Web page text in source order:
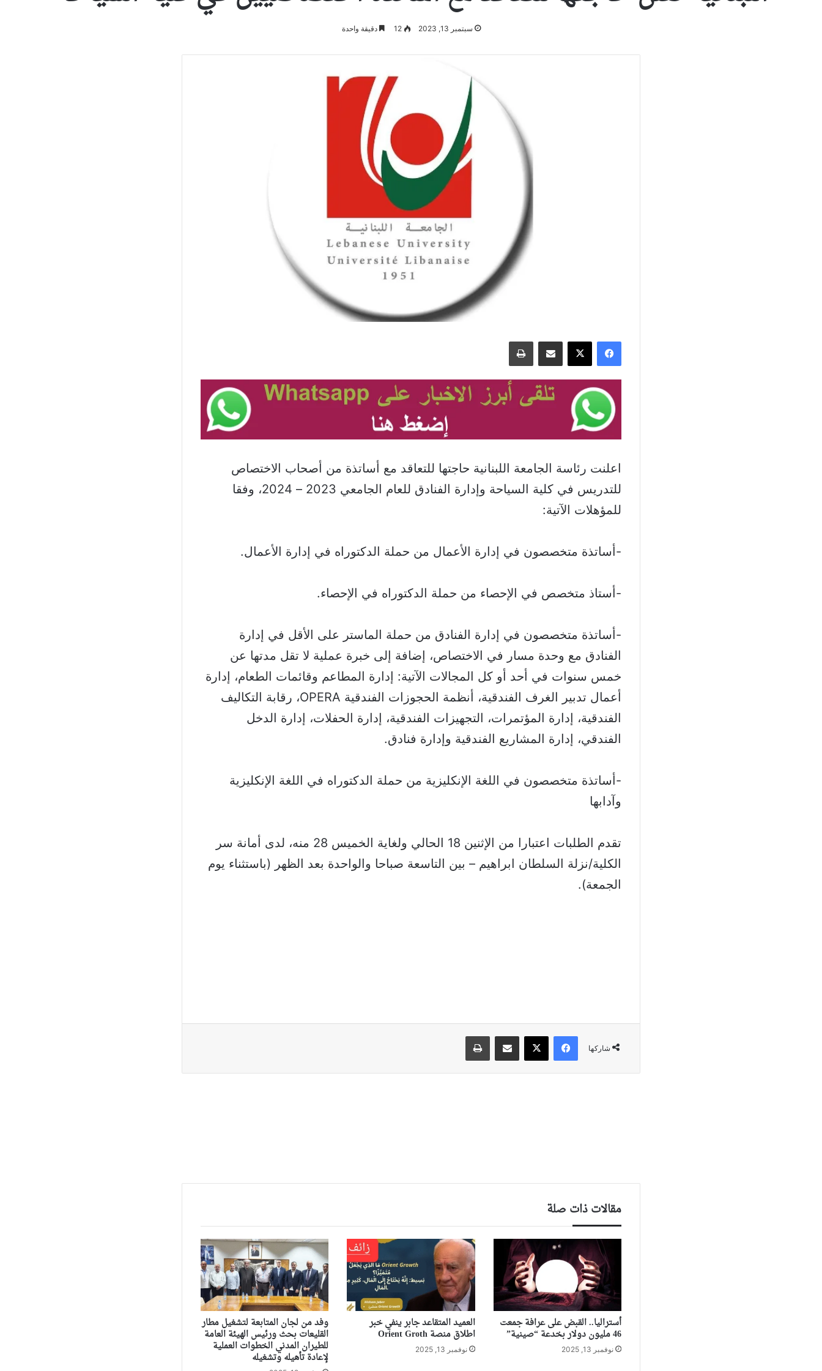
سبتمبر 13, 2023 12 دقيقة واحدة
فيسبوك ‫X مشاركة عبر البريد طباعة
اعلنت رئاسة الجامعة اللبنانية حاجتها للتعاقد مع أساتذة من أصحاب الاختصاص
للتدريس في كلية السياحة وإدارة الفنادق للعام الجامعي 2023 – 2024، وفقا
للمؤهلات الآتية:
-أساتذة متخصصون في إدارة الأعمال من حملة الدكتوراه في إدارة الأعمال.
-أستاذ متخصص في الإحصاء من حملة الدكتوراه في الإحصاء.
-أساتذة متخصصون في إدارة الفنادق من حملة الماستر على الأقل في إدارة
الفنادق مع وحدة مسار في الاختصاص، إضافة إلى خبرة عملية لا تقل مدتها عن
خمس سنوات في أحد أو كل المجالات الآتية: إدارة المطاعم وقائمات الطعام، إدارة
أعمال تدبير الغرف الفندقية، أنظمة الحجوزات الفندقية OPERA، رقابة التكاليف
الفندقية، إدارة المؤتمرات، التجهيزات الفندقية، إدارة الحفلات، إدارة الدخل
الفندقي، إدارة المشاريع الفندقية وإدارة فنادق.
-أساتذة متخصصون في اللغة الإنكليزية من حملة الدكتوراه في اللغة الإنكليزية
وآدابها
تقدم الطلبات اعتبارا من الإثنين 18 الحالي ولغاية الخميس 28 منه، لدى أمانة سر
الكلية/نزلة السلطان ابراهيم – بين التاسعة صباحا والواحدة بعد الظهر (باستثناء يوم
الجمعة).
شاركها
فيسبوك ‫X مشاركة عبر البريد طباعة
مقالات ذات صلة
أستراليا.. القبض على عرافة جمعت
46 مليون دولار بخدعة “صينية”
نوفمبر 13, 2025
العميد المتقاعد جابر ينفي خبر
اطلاق منصة Orient Groth
نوفمبر 13, 2025
وفد من لجان المتابعة لتشغيل مطار
القليعات بحث ورئيس الهيئة العامة
للطيران المدني الخطوات العملية
لإعادة تأهيله وتشغيله